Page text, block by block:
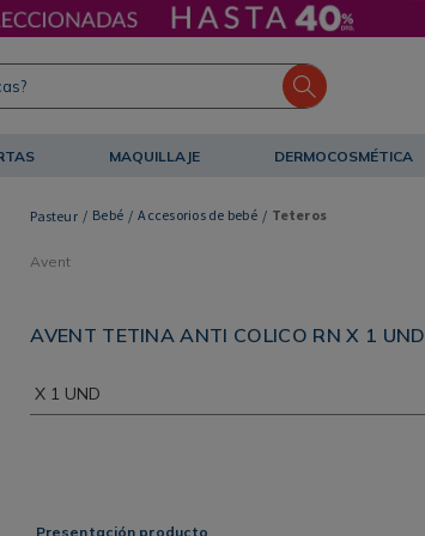
MAQUILLAJE DERMOCOSMÉTICA
Bebé Accesorios de bebé Teteros
Avent
AVENT TETINA ANTI COLICO RN X 1 UND
X 1 UND
Presentación producto